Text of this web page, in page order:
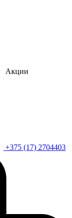
Акции
+375 (17) 2704403